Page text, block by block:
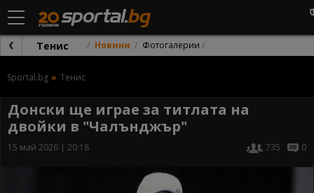
Тенис Новини Фотогалерии
Sportal.bg Тенис
Донски ще играе за титлата на
двойки в "Чалънджър"
15 май 2026 | 20:18 735 0